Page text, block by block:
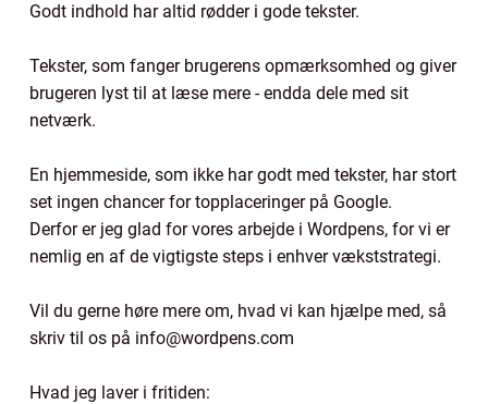
Godt indhold har altid rødder i gode tekster.
Tekster, som fanger brugerens opmærksomhed og giver
brugeren lyst til at læse mere - endda dele med sit
netværk.
En hjemmeside, som ikke har godt med tekster, har stort
set ingen chancer for topplaceringer på Google.
Derfor er jeg glad for vores arbejde i Wordpens, for vi er
nemlig en af de vigtigste steps i enhver vækststrategi.
Vil du gerne høre mere om, hvad vi kan hjælpe med, så
skriv til os på info@wordpens.com
Hvad jeg laver i fritiden: